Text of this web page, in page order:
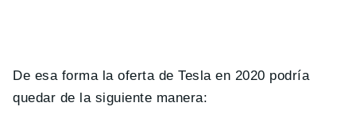
De esa forma la oferta de Tesla en 2020 podría
quedar de la siguiente manera: